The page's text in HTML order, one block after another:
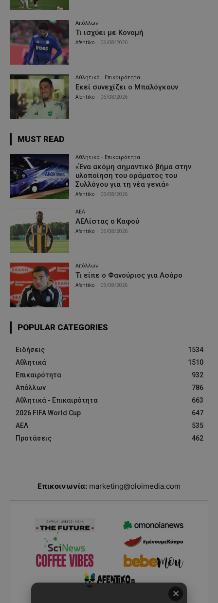
Απόλλων
Τι ισχύει με Κονομή
Afentiko 06/08/2026
Αθλητικά - Επικαιρότητα
Εκεί συνεχίζει ο Μπαλόγκουν
Afentiko 06/08/2026
MUST READ
Αθλητικά - Επικαιρότητα
«Ένα ακόμη σημαντικό βήμα στην
υλοποίηση του οράματος του
Συλλόγου για τη νέα γενιά»
Afentiko 06/08/2026
ΑΕΛ
ΑΕΛίστας ο Καφού
Afentiko 06/08/2026
Απόλλων
Τι είπε ο Φανούριος για Ασόρο
Afentiko 06/08/2026
POPULAR CATEGORIES
Ειδήσεις
1534
Αθλητικά
1510
Επικαιρότητα
932
Απόλλων
786
Αθλητικά - Επικαιρότητα
663
2026 FIFA World Cup
647
ΑΕΛ
535
Προτάσεις
462
Επικοινωνία: marketing@oloimedia.com
✕